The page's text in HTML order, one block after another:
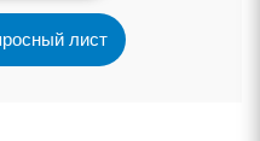
лист